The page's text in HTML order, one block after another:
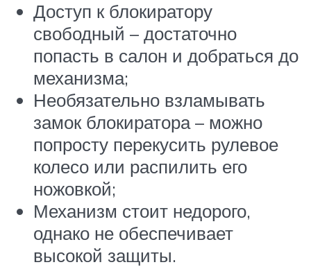
Доступ к блокиратору
свободный – достаточно
попасть в салон и добраться до
механизма;
Необязательно взламывать
замок блокиратора – можно
попросту перекусить рулевое
колесо или распилить его
ножовкой;
Механизм стоит недорого,
однако не обеспечивает
высокой защиты.